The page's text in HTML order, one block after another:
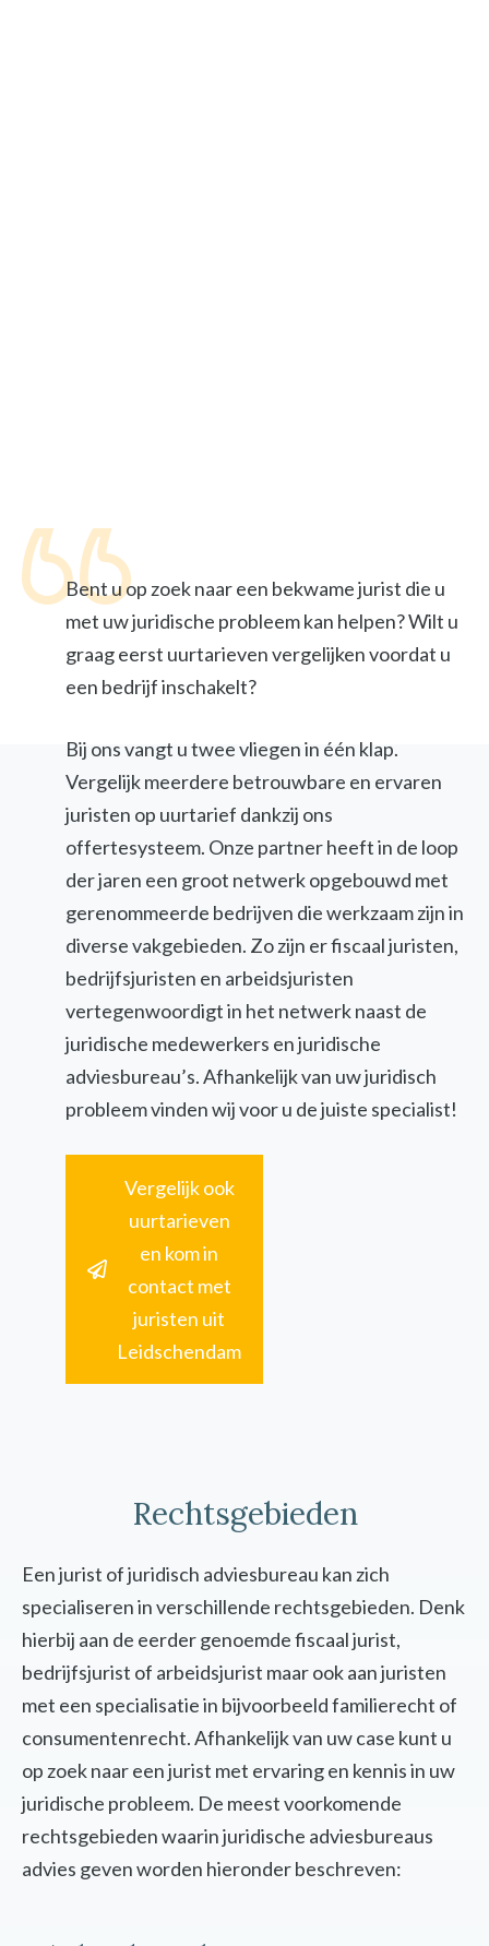
Bent u op zoek naar een bekwame jurist die u
met uw juridische probleem kan helpen? Wilt u
graag eerst uurtarieven vergelijken voordat u
een bedrijf inschakelt?
Bij ons vangt u twee vliegen in één klap.
Vergelijk meerdere betrouwbare en ervaren
juristen op uurtarief dankzij ons
offertesysteem. Onze partner heeft in de loop
der jaren een groot netwerk opgebouwd met
gerenommeerde bedrijven die werkzaam zijn in
diverse vakgebieden. Zo zijn er fiscaal juristen,
bedrijfsjuristen en arbeidsjuristen
vertegenwoordigt in het netwerk naast de
juridische medewerkers en juridische
adviesbureau’s. Afhankelijk van uw juridisch
probleem vinden wij voor u de juiste specialist!
Vergelijk ook
uurtarieven
en kom in
contact met
juristen uit
Leidschendam
Rechtsgebieden
Een jurist of juridisch adviesbureau kan zich
specialiseren in verschillende rechtsgebieden. Denk
hierbij aan de eerder genoemde fiscaal jurist,
bedrijfsjurist of arbeidsjurist maar ook aan juristen
met een specialisatie in bijvoorbeeld familierecht of
consumentenrecht. Afhankelijk van uw case kunt u
op zoek naar een jurist met ervaring en kennis in uw
juridische probleem. De meest voorkomende
rechtsgebieden waarin juridische adviesbureaus
advies geven worden hieronder beschreven: